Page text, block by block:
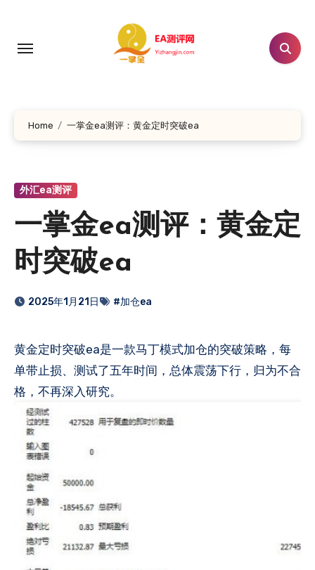
Home 一掌金ea测评：黄金定时突破ea
外汇ea测评
一掌金ea测评：黄金定
时突破ea
2025年1月21日 #加仓ea
黄金定时突破ea是一款马丁模式加仓的突破策略，每
单带止损、测试了五年时间，总体震荡下行，归为不合
格，不再深入研究。